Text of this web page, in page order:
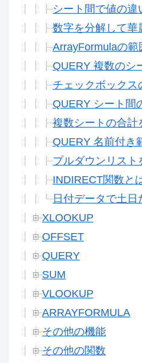
シート間で値の
数字を分解して華
ArrayFormulaの
QUERY 複数のシ
チェックボック
QUERY シート間
複数シートの合計
QUERY 名前付き
プルダウンリス
INDIRECT関数と
日付データで土
XLOOKUP
OFFSET
QUERY
SUM
VLOOKUP
ARRAYFORMULA
その他の機能
その他の関数